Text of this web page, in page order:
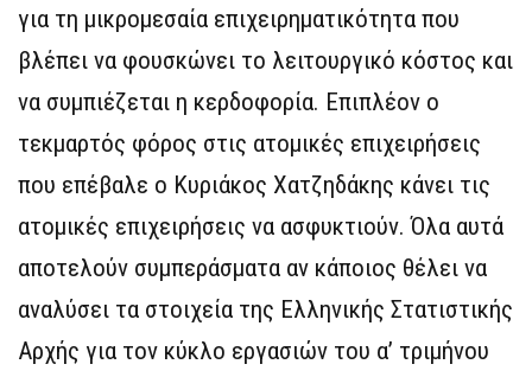
για τη μικρομεσαία επιχειρηματικότητα που
βλέπει να φουσκώνει το λειτουργικό κόστος και
να συμπιέζεται η κερδοφορία. Επιπλέον ο
τεκμαρτός φόρος στις ατομικές επιχειρήσεις
που επέβαλε ο Κυριάκος Χατζηδάκης κάνει τις
ατομικές επιχειρήσεις να ασφυκτιούν. Όλα αυτά
αποτελούν συμπεράσματα αν κάποιος θέλει να
αναλύσει τα στοιχεία της Ελληνικής Στατιστικής
Αρχής για τον κύκλο εργασιών του α’ τριμήνου